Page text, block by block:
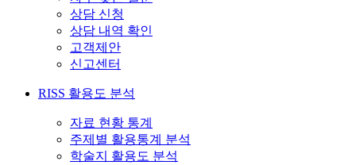
상담 신청
상담 내역 확인
고객제안
신고센터
RISS 활용도 분석
자료 현황 통계
주제별 활용통계 분석
학술지 활용도 분석